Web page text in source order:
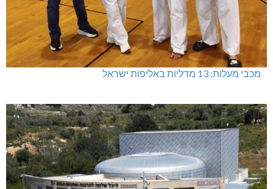
מכבי מעלות: 13 מדליות באליפות ישראל